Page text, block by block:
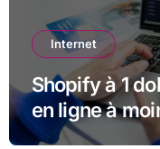
Internet
Shopify à 1
en ligne à
estimer la